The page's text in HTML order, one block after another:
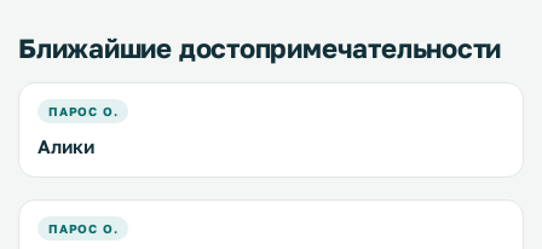
Ближайшие достопримечательности
ПАРОС О.
Алики
ПАРОС О.